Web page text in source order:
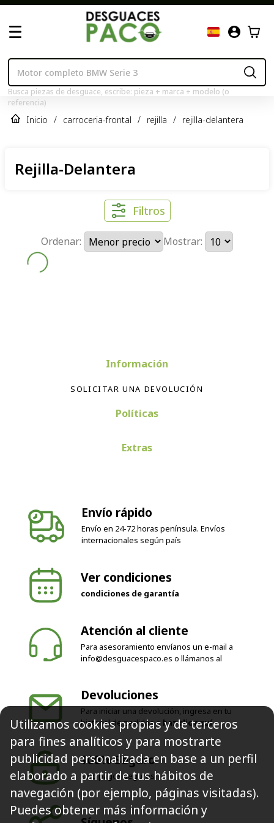
Busca piezas de desguace, escribe: pieza + marca + modelo (o
referencia)
Inicio / carroceria-frontal / rejilla / rejilla-delantera
Rejilla-Delantera
Filtros
Ordenar: Mostrar:
Información
SOLICITAR UNA DEVOLUCIÓN
Políticas
Extras
Envío rápido
Envío en 24-72 horas península. Envíos
internacionales según país
Ver condiciones
condiciones de garantía
Atención al cliente
Para asesoramiento envíanos un e-mail a
info@desguacespaco.es o llámanos al
Devoluciones
Para iniciar una devolución, ingresa en tu
historial de pedidos o haz clic aquí
100% Seguro
Solo pagos seguros
Utilizamos cookies propias y de terceros
para fines analíticos y para mostrarte
publicidad personalizada en base a un perfil
elaborado a partir de tus hábitos de
navegación (por ejemplo, páginas visitadas).
Puedes obtener más información y